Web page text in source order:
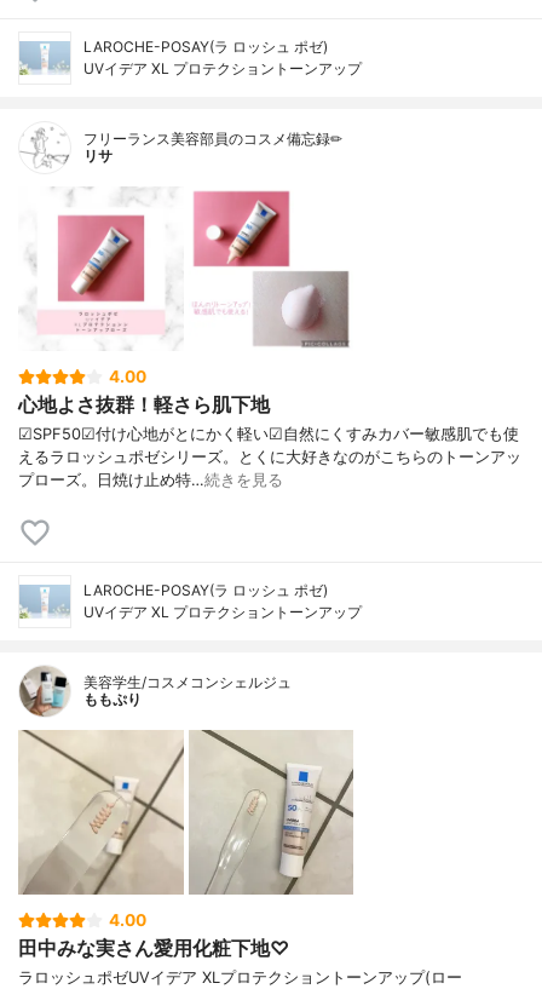
LAROCHE-POSAY(ラ ロッシュ ポゼ)
UVイデア XL プロテクショントーンアップ
フリーランス美容部員のコスメ備忘録✏︎
リサ
4.00
心地よさ抜群！軽さら肌下地
☑︎SPF50☑︎付け心地がとにかく軽い☑︎自然にくすみカバー敏感肌でも使
えるラロッシュポゼシリーズ。とくに大好きなのがこちらのトーンアッ
プローズ。日焼け止め特…続きを見る
LAROCHE-POSAY(ラ ロッシュ ポゼ)
UVイデア XL プロテクショントーンアップ
美容学生/コスメコンシェルジュ
ももぷり
4.00
田中みな実さん愛用化粧下地♡
ラロッシュポゼUVイデア XLプロテクショントーンアップ(ロー